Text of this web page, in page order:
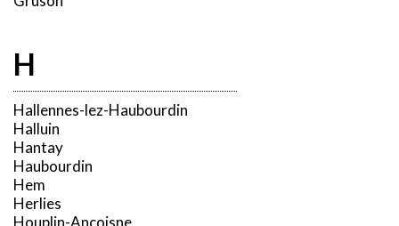
H
Hallennes-lez-Haubourdin
Halluin
Hantay
Haubourdin
Hem
Herlies
Houplin-Ancoisne